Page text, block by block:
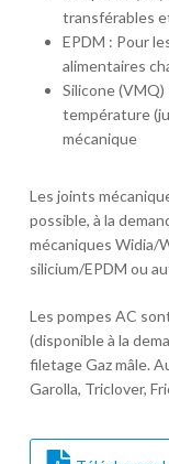
transférables
EPDM : Pour
alimentaires
Silicone
température
mécanique
Les joints
possible, à la
mécaniques Widia/
silicium/EPDM ou
Les pompes AC
(disponible à la
filetage Gaz mâle.
Garolla, Triclover,